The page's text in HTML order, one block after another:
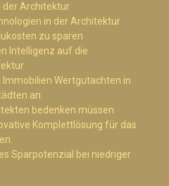
der Architektur
in der Architektur
zu sparen
Intelligenz auf die
Wertgutachten in
an
bedenken müssen
Komplettlösung für das
Sparpotenzial bei niedriger